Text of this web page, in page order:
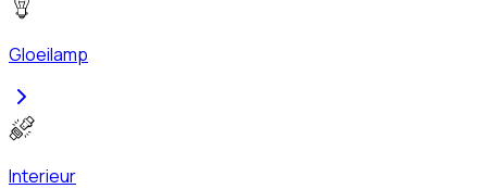
Gloeilamp
Interieur